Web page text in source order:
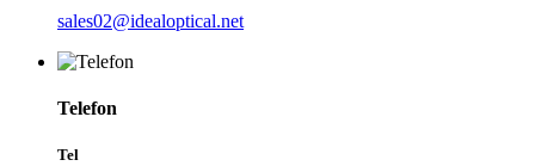
sales02@idealoptical.net
Telefon
Tel